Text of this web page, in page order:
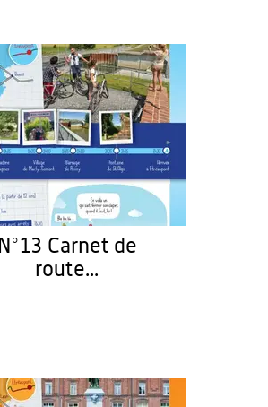
N°13 Carnet de
route...